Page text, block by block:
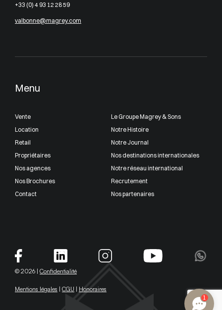
Menu
Vente
Location
Retail
Propriétaires
Nos agences
Nos Brochures
Contact
Le Groupe Magrey & Sons
Notre Histoire
Notre Journal
Nos destinations internationales
Notre réseau international
Recrutement
Nos partenaires
© 2026 | Confidentialité
Mentions légales | CGU | Honoraires
+33 (0) 4 93 12 28 59
valbonne@magrey.com
1